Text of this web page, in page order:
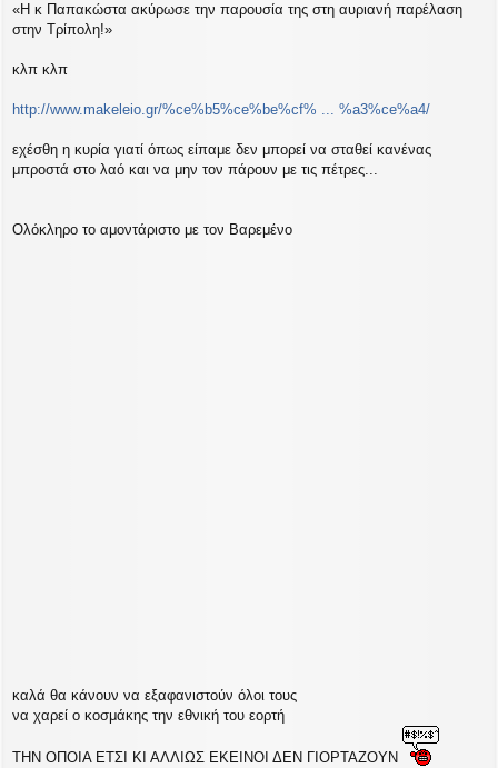
μ
ο
σ
«Η κ Παπακώστα ακύρωσε την παρουσία της στη αυριανή παρέλαση
στην Τρίπολη!»
κλπ κλπ
http://www.makeleio.gr/%ce%b5%ce%be%cf% ... %a3%ce%a4/
εχέσθη η κυρία γιατί όπως είπαμε δεν μπορεί να σταθεί κανένας
μπροστά στο λαό και να μην τον πάρουν με τις πέτρες...
Ολόκληρο το αμοντάριστο με τον Βαρεμένο
καλά θα κάνουν να εξαφανιστούν όλοι τους
να χαρεί ο κοσμάκης την εθνική του εορτή
ΤΗΝ ΟΠΟΙΑ ΕΤΣΙ ΚΙ ΑΛΛΙΩΣ ΕΚΕΙΝΟΙ ΔΕΝ ΓΙΟΡΤΑΖΟΥΝ